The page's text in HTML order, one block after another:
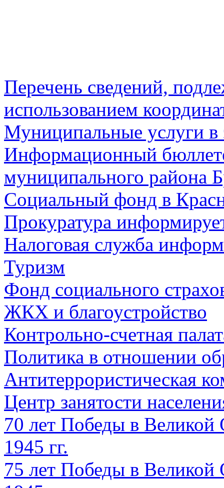
Перечень сведений,
использованием
Муниципальные услуги в
Информационный
муниципального района
Социальный фонд в
Прокуратура
Налоговая служба
Туризм
Фонд социального
ЖКХ и благоустройство
Контрольно-счетная
Политика в отношении
Антитеррористическая
Центр занятости
70 лет Победы в Великой
1945 гг.
75 лет Победы в Великой